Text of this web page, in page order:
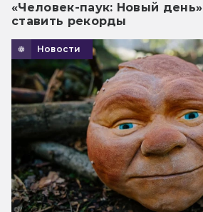
«Человек-паук: Новый
ставить рекорды
Новости